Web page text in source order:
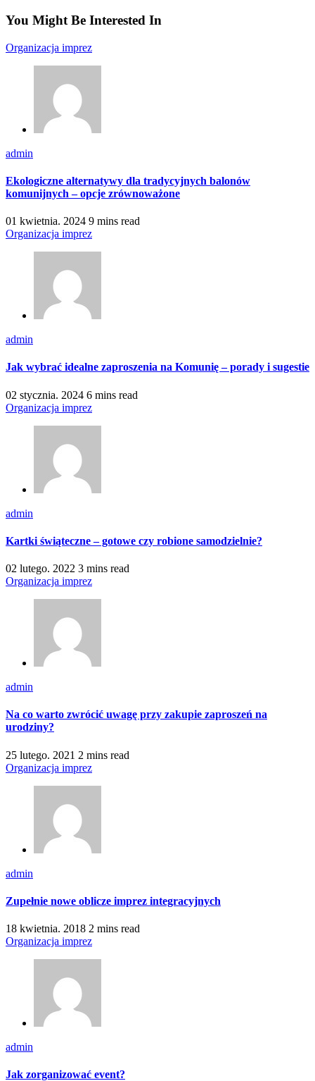
You Might Be Interested In
Organizacja imprez
admin
Ekologiczne alternatywy dla tradycyjnych balonów
komunijnych – opcje zrównoważone
01 kwietnia. 2024 9 mins read
Organizacja imprez
admin
Jak wybrać idealne zaproszenia na Komunię – porady i sugestie
02 stycznia. 2024 6 mins read
Organizacja imprez
admin
Kartki świąteczne – gotowe czy robione samodzielnie?
02 lutego. 2022 3 mins read
Organizacja imprez
admin
Na co warto zwrócić uwagę przy zakupie zaproszeń na
urodziny?
25 lutego. 2021 2 mins read
Organizacja imprez
admin
Zupełnie nowe oblicze imprez integracyjnych
18 kwietnia. 2018 2 mins read
Organizacja imprez
admin
Jak zorganizować event?